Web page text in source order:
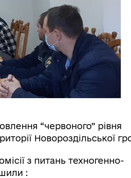
“червоного” рівня
Новороздільської
з питань техногенно-
: